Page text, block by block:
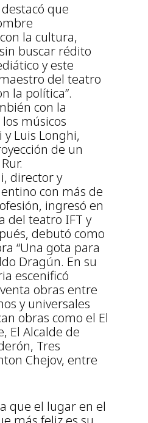
que
la cultura,
buscar rédito
y este
del teatro
la política”.
con la
músicos
Luis Longhi,
de un
director y
con más de
ingresó en
del teatro IFT y
debutó como
“Una gota para
Dragún. En su
escenificó
obras entre
y universales
obras como el El
El Alcalde de
Tres
Chejov, entre
que el lugar en el